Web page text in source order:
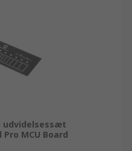
udvidelsessæt
MCU Board